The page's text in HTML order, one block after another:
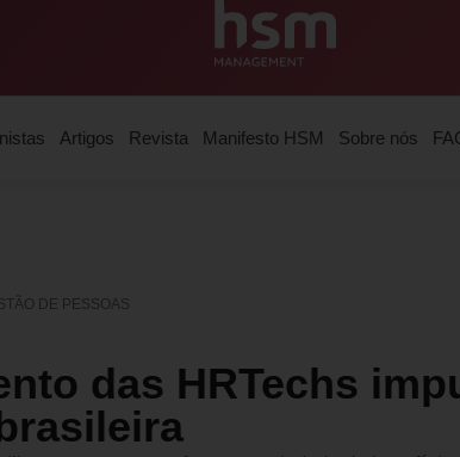
Artigos Revista Manifesto HSM Sobre nós
DE PESSOAS
das HRTechs